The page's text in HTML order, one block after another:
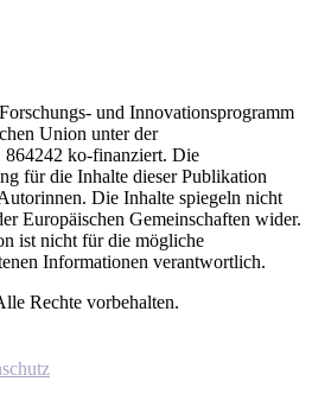
und Innovationsprogramm
Union unter der
ko-finanziert. Die
für die Inhalte dieser Publikation
Die Inhalte spiegeln nicht
Europäischen Gemeinschaften wider.
ist nicht für die mögliche
Informationen verantwortlich.
Rechte vorbehalten.